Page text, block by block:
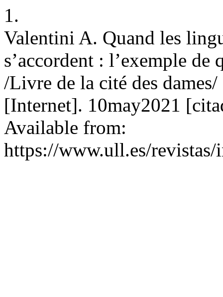
1.
Valentini A. Quand les
s’accordent : l’exemple
/Livre de la cité des
[Internet]. 10may2021
Available from:
https://www.ull.es/